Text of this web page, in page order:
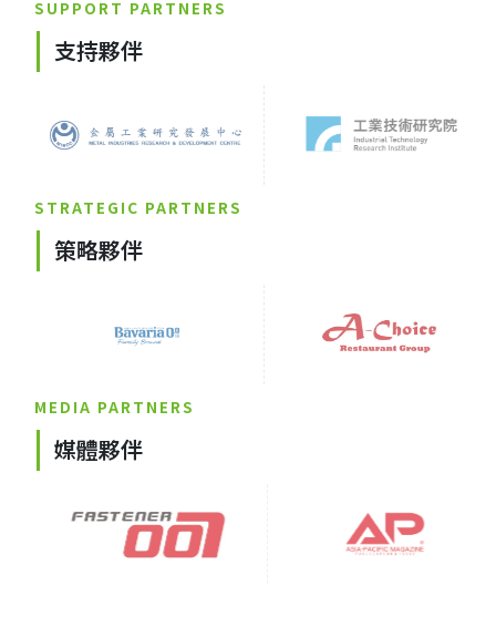
SUPPORT PARTNERS
支持夥伴
STRATEGIC PARTNERS
策略夥伴
MEDIA PARTNERS
媒體夥伴